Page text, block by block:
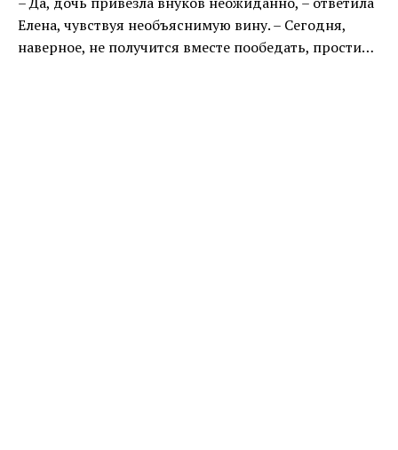
Елена, чувствуя необъяснимую вину. – Сегодня,
наверное, не получится вместе пообедать, прости…